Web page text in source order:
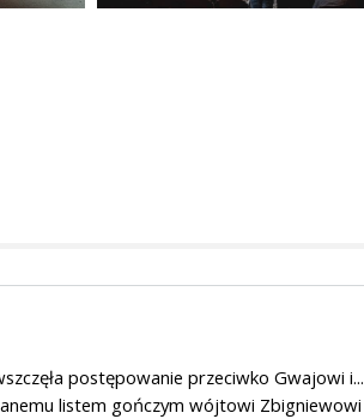
postępowanie przeciwko Gwajowi i...
listem gończym wójtowi Zbigniewowi